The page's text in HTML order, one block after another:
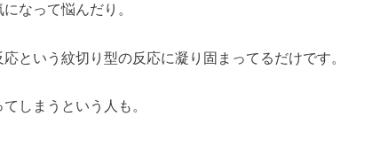
なって悩んだり。
という紋切り型の反応に凝り固まってるだけです。
しまうという人も。